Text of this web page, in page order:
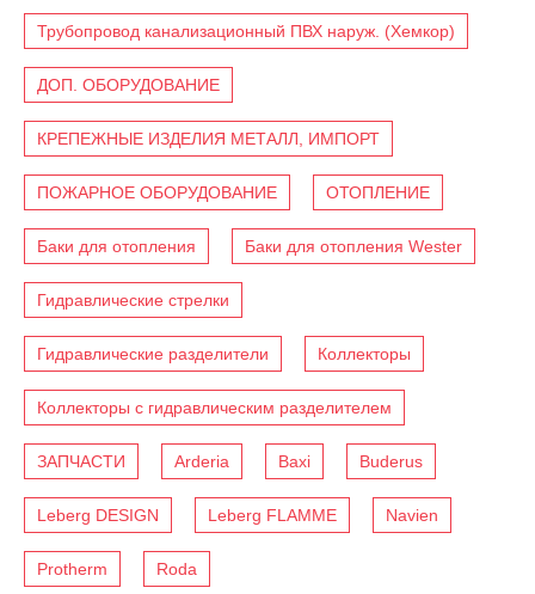
Трубопровод канализационный ПВХ наруж. (Хемкор)
ДОП. ОБОРУДОВАНИЕ
КРЕПЕЖНЫЕ ИЗДЕЛИЯ МЕТАЛЛ, ИМПОРТ
ПОЖАРНОЕ ОБОРУДОВАНИЕ ОТОПЛЕНИЕ
Баки для отопления Баки для отопления Wester
Гидравлические стрелки
Гидравлические разделители Коллекторы
Коллекторы с гидравлическим разделителем
ЗАПЧАСТИ Arderia Baxi Buderus
Leberg DESIGN Leberg FLAMME Navien
Protherm Roda